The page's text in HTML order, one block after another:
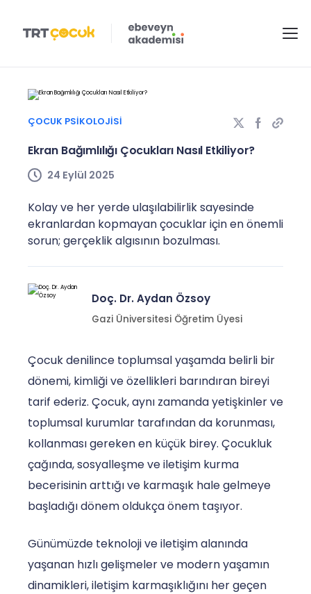
ÇOCUK PSIKOLOJISI
Ekran Bağımlılığı Çocukları Nasıl Etkiliyor?
24 Eylül 2025
Kolay ve her yerde ulaşılabilirlik sayesinde
ekranlardan kopmayan çocuklar için en önemli
sorun; gerçeklik algısının bozulması.
Doç. Dr. Aydan Özsoy
Gazi Üniversitesi Öğretim Üyesi
Çocuk denilince toplumsal yaşamda belirli bir
dönemi, kimliği ve özellikleri barındıran bireyi
tarif ederiz. Çocuk, aynı zamanda yetişkinler ve
toplumsal kurumlar tarafından da korunması,
kollanması gereken en küçük birey. Çocukluk
çağında, sosyalleşme ve iletişim kurma
becerisinin arttığı ve karmaşık hale gelmeye
başladığı dönem oldukça önem taşıyor.
Günümüzde teknoloji ve iletişim alanında
yaşanan hızlı gelişmeler ve modern yaşamın
dinamikleri, iletişim karmaşıklığını her geçen